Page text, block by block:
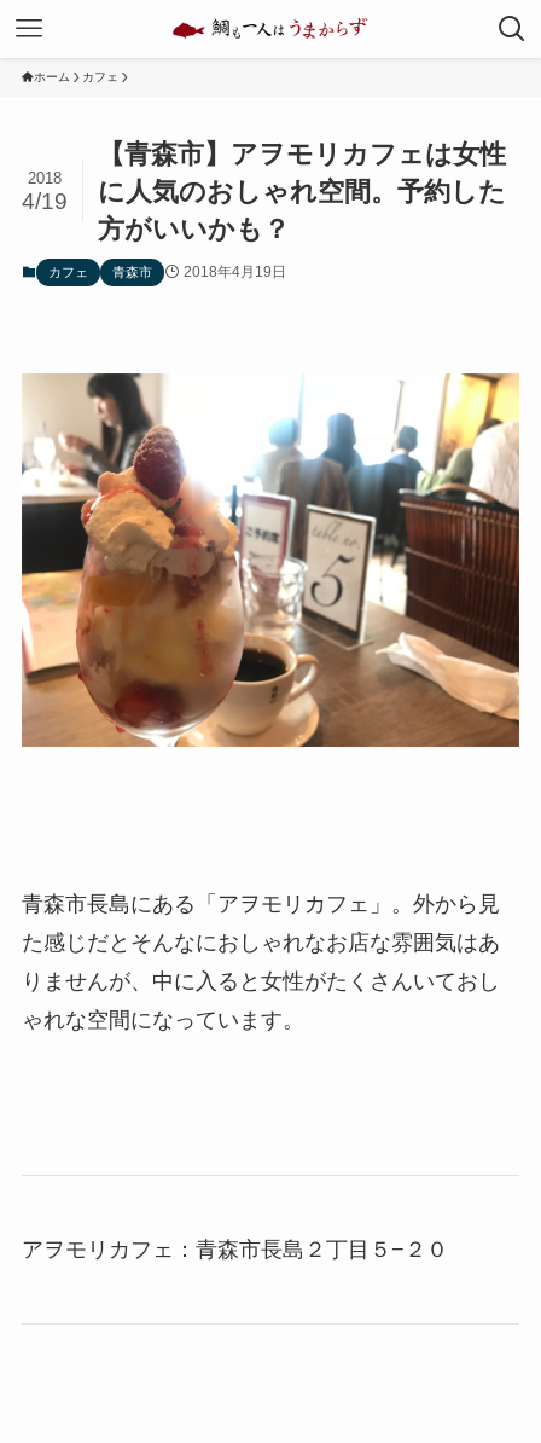
ホーム カフェ
【青森市】アヲモリカフェは女性
に人気のおしゃれ空間。予約した
方がいいかも？
2018
4/19
カフェ 青森市 2018年4月19日
青森市長島にある「アヲモリカフェ」。外から見
た感じだとそんなにおしゃれなお店な雰囲気はあ
りませんが、中に入ると女性がたくさんいておし
ゃれな空間になっています。
アヲモリカフェ：青森市長島２丁目５−２０